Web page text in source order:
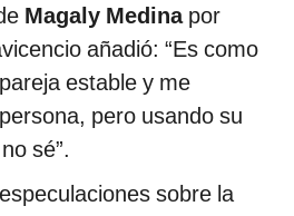
Magaly Medinapor
añadió: “Es como
estable y me
pero usando su
sé”.
sobre la